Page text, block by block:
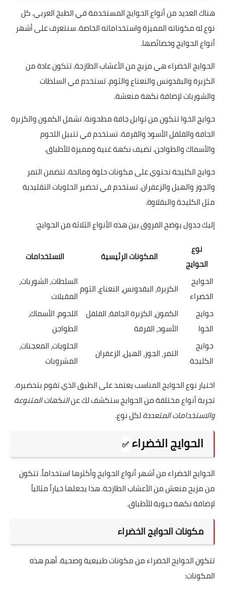
هناك العديد من أنواع الحوايج المستخدمة في الطبخ العربي. كل
نوع له مكوناته المميزة واستخداماته الخاصة. سنتعرف على أشهر
أنواع الحوايج وخصائصها.
الحوايج الخضراء هي مزيج من الأعشاب الطازجة. تتكون عادة من
الكزبرة والبقدونس والنعناع والثوم. تستخدم في السلطات
والشوربات لإضافة نكهة منعشة.
حوايج الخوا تتكون من توابل جافة مطحونة. تشمل الكمون والكزبرة
الجافة والفلفل الأسود والقرفة. تستخدم في تتبيل اللحوم
والأسماك والطواجن. تضيف نكهة غنية ومميزة للأطباق.
حوايج الكليجة تحتوي على مكونات حلوة ومالحة. تتضمن التمر
والجوز والهيل والزعفران. تستخدم في تحضير الحلويات التقليدية
مثل الكليجة والبقلاوة.
إليك جدول يوضح الفروق بين هذه الأنواع الثلاثة من الحوايج:
نوع
الحوايج
المكونات الرئيسية
الاستخدامات
الحوايج
الخضراء
الكزبرة، البقدونس، النعناع، الثوم
السلطات، الشوربات،
المقبلات
حوايج
الخوا
الكمون، الكزبرة الجافة، الفلفل
الأسود، القرفة
اللحوم، الأسماك،
الطواجن
حوايج
الكليجة
التمر، الجوز، الهيل، الزعفران
الحلويات، المعجنات،
المشروبات
اختيار نوع الحوايج المناسب يعتمد على الطبق الذي تقوم بتحضيره.
تجربة أنواع مختلفة من الحوايج ستكشف لك عنالنكهات المتنوعة
والاستخدامات المتعددةلكل نوع.
الحوايج الخضراء ✅
الحوايج الخضراء من أشهر أنواع الحوايج وأكثرها استخداماً. تتكون
من مزيج منعش من الأعشاب الطازجة. هذا يجعلها خياراً مثالياً
لإضافة نكهة حيوية للأطباق.
مكونات الحوايج الخضراء
تتكون الحوايج الخضراء من مكونات طبيعية وصحية. أهم هذه
المكونات: